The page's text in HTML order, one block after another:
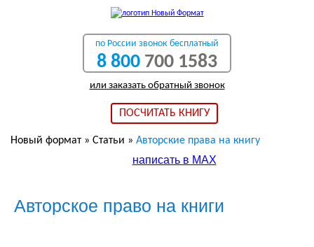
по России звонок бесплатный
8 800 700 1583
или заказать обратный звонок
ПОСЧИТАТЬ КНИГУ
Новый формат » Статьи » Авторские права на книгу
написать в МАХ
Авторское право на книги